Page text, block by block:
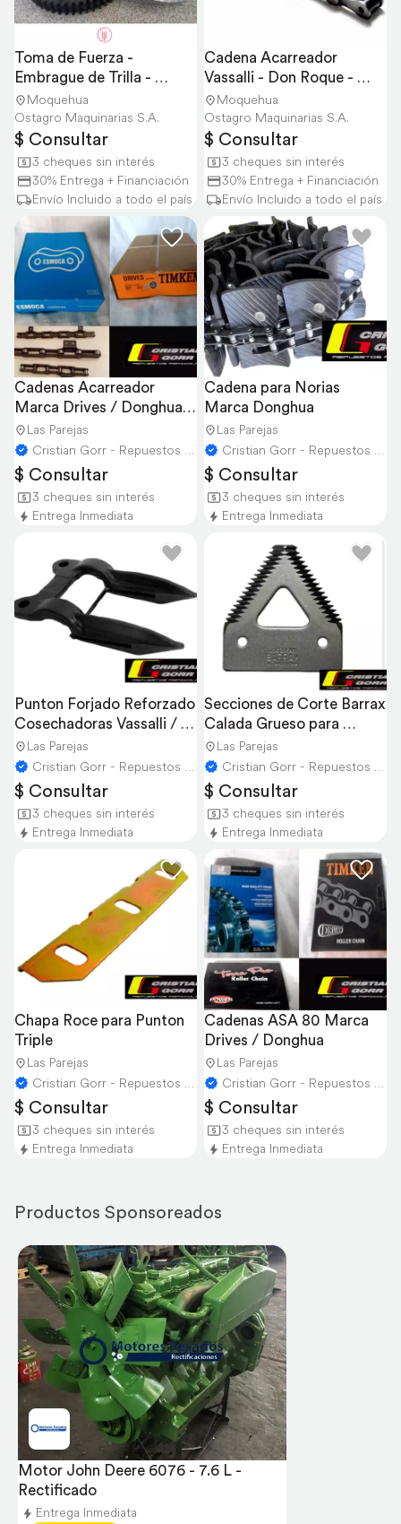
Toma de Fuerza -
Embrague de Trilla -
Vassalli - Don Roque
Moquehua
Ostagro Maquinarias S.A.
$ Consultar
3 cheques sin interés
30% Entrega + Financiación
Envío Incluido a todo el país
Cadena Acarreador
Vassalli - Don Roque -
Casee - Jonh Deere
Moquehua
Ostagro Maquinarias S.A.
$ Consultar
3 cheques sin interés
30% Entrega + Financiación
Envío Incluido a todo el país
Cadenas Acarreador
Marca Drives / Donghua /
Esmoca
Las Parejas
Cristian Gorr - Repuestos Agricolas
$ Consultar
3 cheques sin interés
Entrega Inmediata
Cadena para Norias
Marca Donghua
Las Parejas
Cristian Gorr - Repuestos Agricolas
$ Consultar
3 cheques sin interés
Entrega Inmediata
Punton Forjado Reforzado
Cosechadoras Vassalli /
Don Roque
Las Parejas
Cristian Gorr - Repuestos Agricolas
$ Consultar
3 cheques sin interés
Entrega Inmediata
Secciones de Corte Barrax
Calada Grueso para
Cosechadoras
Las Parejas
Cristian Gorr - Repuestos Agricolas
$ Consultar
3 cheques sin interés
Entrega Inmediata
Chapa Roce para Punton
Triple
Las Parejas
Cristian Gorr - Repuestos Agricolas
$ Consultar
3 cheques sin interés
Entrega Inmediata
Cadenas ASA 80 Marca
Drives / Donghua
Las Parejas
Cristian Gorr - Repuestos Agricolas
$ Consultar
3 cheques sin interés
Entrega Inmediata
Productos Sponsoreados
Motor John Deere 6076 - 7.6 L -
Rectificado
Entrega Inmediata